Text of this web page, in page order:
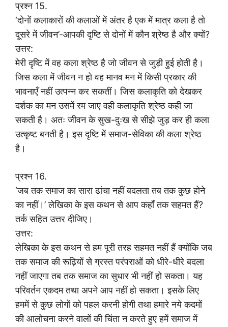
प्रश्न 15.
‘दोनों कलाकारों की कलाओं में अंतर है एक में मात्र कला है तो
दूसरे में जीवन’-आपकी दृष्टि से दोनों में कौन श्रेष्ठ है और क्यों?
उत्तर:
मेरी दृष्टि में वह कला श्रेष्ठ है जो जीवन से जुड़ी हुई होती है।
जिस कला में जीवन न हो वह मानव मन में किसी प्रकार की
भावनाएँ नहीं उत्पन्न कर सकतीं। जिस कलाकृति को देखकर
दर्शक का मन उसमें रम जाए वही कलाकृति श्रेष्ठ कही जा
सकती है। अतः जीवन के सुख-दुःख से सीझे जुड़ कर ही कला
उत्कृष्ट बनती है। इस दृष्टि में समाज-सेविका की कला श्रेष्ठ
है।
प्रश्न 16.
‘जब तक समाज का सारा ढांचा नहीं बदलता तब तक कुछ होने
का नहीं।’ लेखिका के इस कथन से आप कहाँ तक सहमत हैं?
तर्क सहित उत्तर दीजिए।
उत्तर:
लेखिका के इस कथन से हम पूरी तरह सहमत नहीं हैं क्योंकि जब
तक समाज की रूढ़ियों से ग्रस्त परंपराओं को धीरे-धीरे बदला
नहीं जाएगा तब तक समाज का सुधार भी नहीं हो सकता। यह
परिवर्तन एकदम तथा अपने आप नहीं हो सकता। इसके लिए
हममें से कुछ लोगों को पहल करनी होगी तथा हमारे नये कदमों
की आलोचना करने वालों की चिंता न करते हुए हमें समाज में